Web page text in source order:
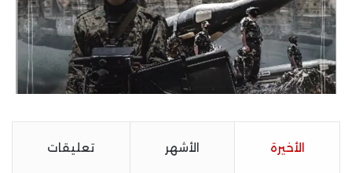
الأخيرة الأشهر تعليقات